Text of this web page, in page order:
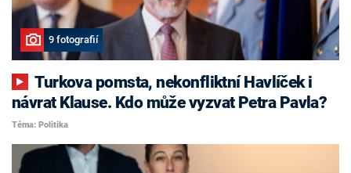
9 fotografií
Turkova pomsta, nekonfliktní Havlíček i
návrat Klause. Kdo může vyzvat Petra Pavla?
Téma: Politika